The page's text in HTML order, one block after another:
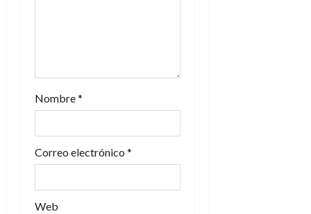
r
a
d
a
s
Nombre*
Correo electrónico *
Web